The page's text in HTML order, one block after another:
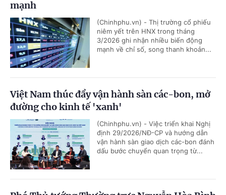
mạnh
(Chinhphu.vn) - Thị trường cổ phiếu
niêm yết trên HNX trong tháng
3/2026 ghi nhận nhiều biến động
mạnh về chỉ số, song thanh khoản...
Việt Nam thúc đẩy vận hành sàn các-bon, mở
đường cho kinh tế 'xanh'
(Chinhphu.vn) - Việc triển khai Nghị
định 29/2026/NĐ-CP và hướng dẫn
vận hành sàn giao dịch các-bon đánh
dấu bước chuyển quan trọng từ...